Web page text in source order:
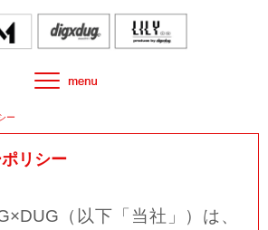
ー
リシー
（以下「当社」）は、